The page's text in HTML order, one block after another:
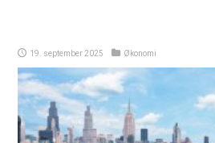
19. september 2025 Økonomi